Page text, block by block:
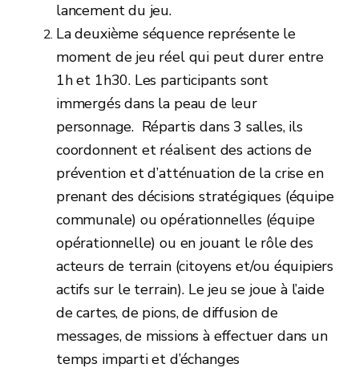
lancement du jeu.
La deuxième séquence représente le
moment de jeu réel qui peut durer entre
1h et 1h30. Les participants sont
immergés dans la peau de leur
personnage. Répartis dans 3 salles, ils
coordonnent et réalisent des actions de
prévention et d’atténuation de la crise en
prenant des décisions stratégiques (équipe
communale) ou opérationnelles (équipe
opérationnelle) ou en jouant le rôle des
acteurs de terrain (citoyens et/ou équipiers
actifs sur le terrain). Le jeu se joue à l’aide
de cartes, de pions, de diffusion de
messages, de missions à effectuer dans un
temps imparti et d’échanges